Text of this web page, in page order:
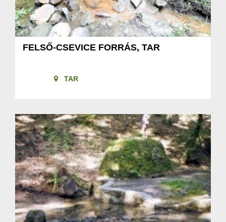
FELSŐ-CSEVICE FORRÁS, TAR
TAR